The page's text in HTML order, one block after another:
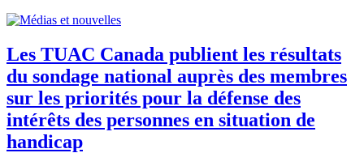
Les TUAC Canada publient les résultats
du sondage national auprès des membres
sur les priorités pour la défense des
intérêts des personnes en situation de
handicap